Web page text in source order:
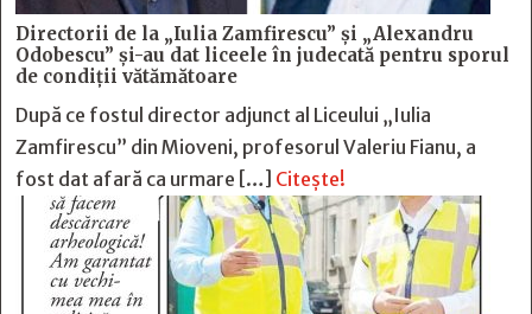
Directorii de la „Iulia Zamfirescu” și „Alexandru
Odobescu” și-au dat liceele în judecată pentru sporul
de condiții vătămătoare
După ce fostul director adjunct al Liceului „Iulia
Zamfirescu” din Mioveni, profesorul Valeriu Fianu, a
fost dat afară ca urmare […] Citește!